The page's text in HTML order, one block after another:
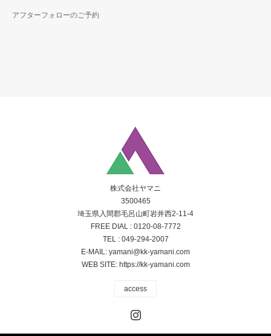
アフターフォローのご予約
株式会社ヤマニ
3500465
埼玉県入間郡毛呂山町岩井西2-11-4
FREE DIAL : 0120-08-7772
TEL : 049-294-2007
E-MAIL: yamani@kk-yamani.com
WEB SITE: https://kk-yamani.com
access